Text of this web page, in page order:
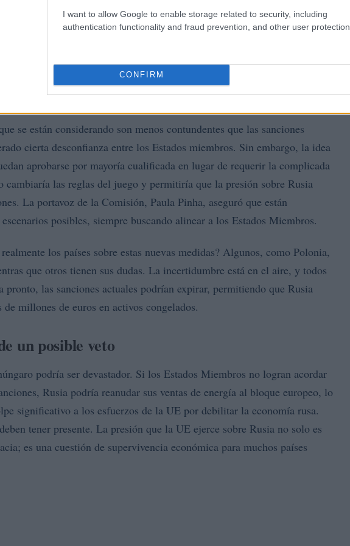
I want to allow Google to enable storage related to security, including
authentication functionality and fraud prevention, and other user protection.
CONFIRM
sanciones tradicionales
se están considerando son menos contundentes que las sanciones
cierta desconfianza entre los Estados miembros. Sin embargo, la idea
aprobarse por mayoría cualificada en lugar de requerir la complicada
cambiaría las reglas del juego y permitiría que la presión sobre Rusia
La portavoz de la Comisión, Paula Pinha, aseguró que están
posibles, siempre buscando alinear a los Estados Miembros.
los países sobre estas nuevas medidas? Algunos, como Polonia,
que otros tienen sus dudas. La incertidumbre está en el aire, y todos
pronto, las sanciones actuales podrían expirar, permitiendo que Rusia
de millones de euros en activos congelados.
un posible veto
podría ser devastador. Si los Estados Miembros no logran acordar
Rusia podría reanudar sus ventas de energía al bloque europeo, lo
significativo a los esfuerzos de la UE por debilitar la economía rusa.
tener presente. La presión que la UE ejerce sobre Rusia no solo es
es una cuestión de supervivencia económica para muchos países